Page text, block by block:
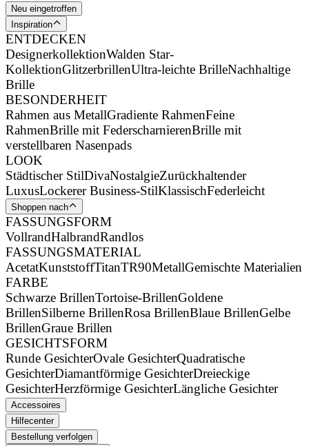
Neu eingetroffen
Inspiration
ENTDECKEN
DesignerkollektionWalden Star-
KollektionGlitzerbrillenUltra-leichte BrilleNachhaltige
Brille
BESONDERHEIT
Rahmen aus MetallGradiente RahmenFeine
RahmenBrille mit FederscharnierenBrille mit
verstellbaren Nasenpads
LOOK
Städtischer StilDivaNostalgieZurückhaltender
LuxusLockerer Business-StilKlassischFederleicht
Shoppen nach
FASSUNGSFORM
VollrandHalbrandRandlos
FASSUNGSMATERIAL
AcetatKunststoffTitanTR90MetallGemischte Materialien
FARBE
Schwarze BrillenTortoise-BrillenGoldene
BrillenSilberne BrillenRosa BrillenBlaue BrillenGelbe
BrillenGraue Brillen
GESICHTSFORM
Runde GesichterOvale GesichterQuadratische
GesichterDiamantförmige GesichterDreieckige
GesichterHerzförmige GesichterLängliche Gesichter
Accessoires
Hilfecenter
Bestellung verfolgen